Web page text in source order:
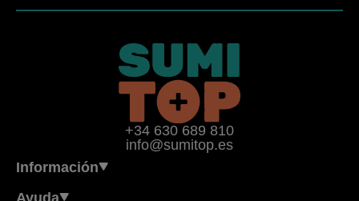
+34 630 689 810
info@sumitop.es
Información
Ayuda